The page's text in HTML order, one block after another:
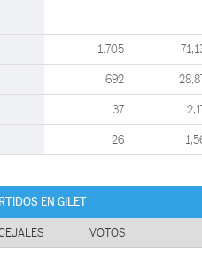
1.705
692
37
26
EN GILET
VOTOS